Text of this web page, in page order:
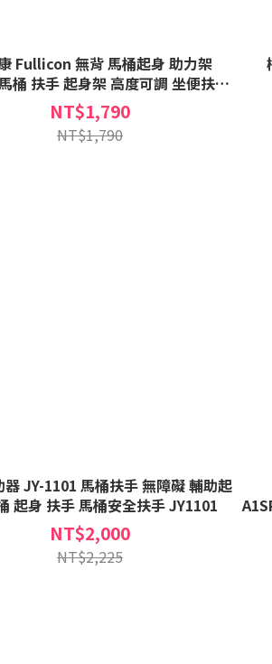
Fullicon 無背 馬桶起身 助力架
桶 扶手 起身架 高度可調 坐便扶手
架 扶手架 老人扶手 輔助器
NT$1,790
NT$1,790
器 JY-1101 馬桶扶手 無障礙 輔助起
起身 扶手 馬桶安全扶手 JY1101
NT$2,000
NT$2,225